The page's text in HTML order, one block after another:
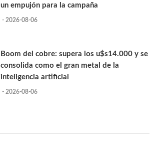
un empujón para la campaña
- 2026-08-06
Boom del cobre: supera los u$s14.000 y se
consolida como el gran metal de la
inteligencia artificial
- 2026-08-06